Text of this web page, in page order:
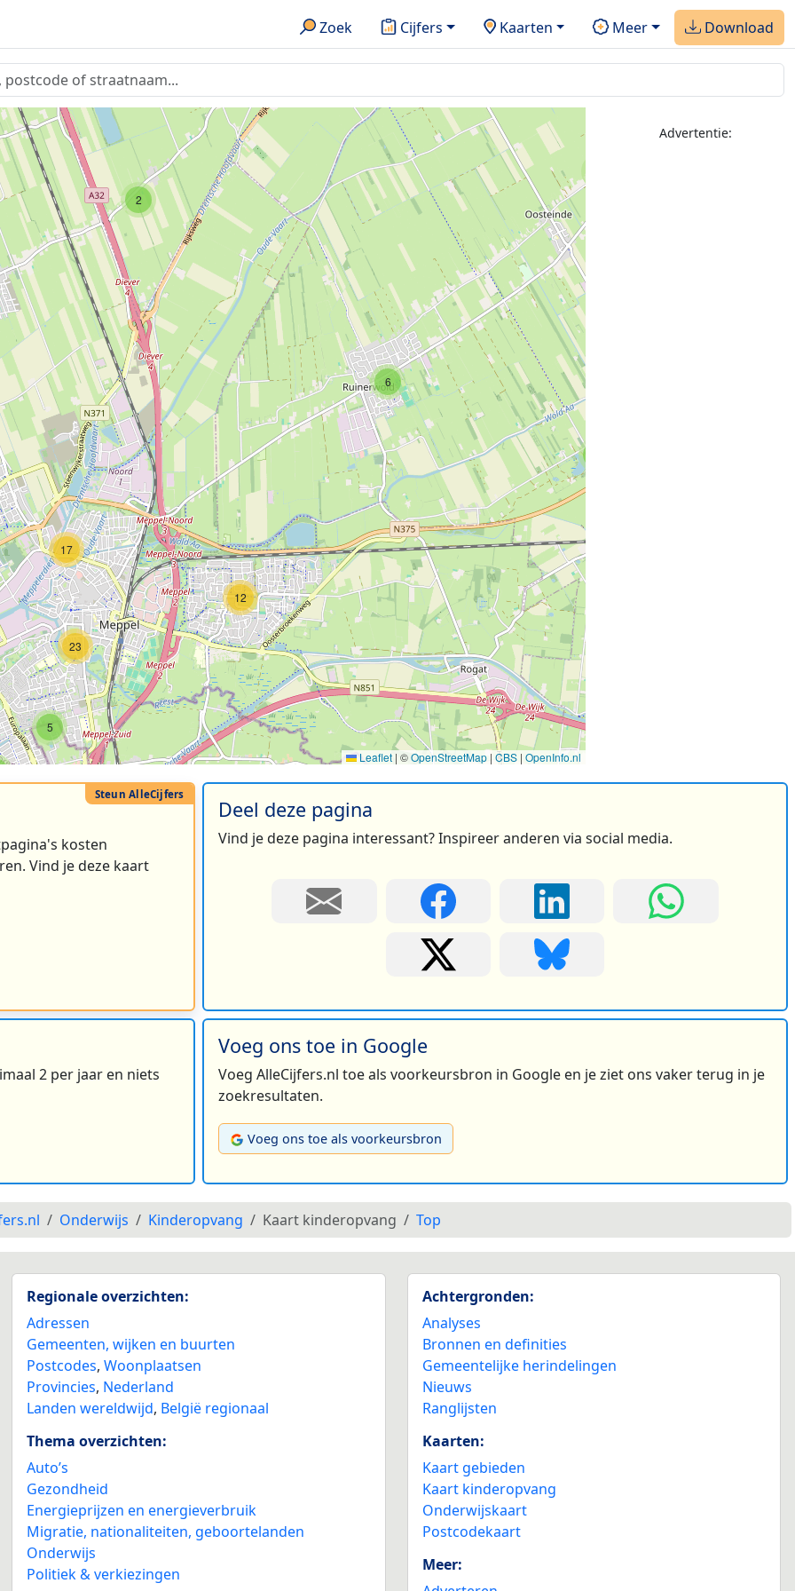
Zoek Cijfers Kaarten Meer Download
2
5
10
6
2
13
6
5
11
5
12
23
17
Leaflet | ©OpenStreetMap | CBS | OpenInfo.nl
Advertentie:
kosten
Vind je deze kaart
Deel deze pagina
Vind je deze pagina interessant? Inspireer anderen via social media.
2 per jaar en niets
Voeg ons toe in Google
Voeg AlleCijfers.nl toe als voorkeursbron in Google en je ziet ons vaker terug in je
zoekresultaten.
Voeg ons toe als voorkeursbron
Onderwijs Kinderopvang Kaart kinderopvang Top
Regionale overzichten:
Adressen
Gemeenten, wijken en buurten
Postcodes,Woonplaatsen
Provincies, Nederland
Landen wereldwijd, België regionaal
Thema overzichten:
Auto’s
Gezondheid
Energieprijzen en energieverbruik
Migratie, nationaliteiten, geboortelanden
Onderwijs
Politiek & verkiezingen
Achtergronden:
Analyses
Bronnen en definities
Gemeentelijke herindelingen
Nieuws
Ranglijsten
Kaarten:
Kaart gebieden
Kaart kinderopvang
Onderwijskaart
Postcodekaart
Meer: